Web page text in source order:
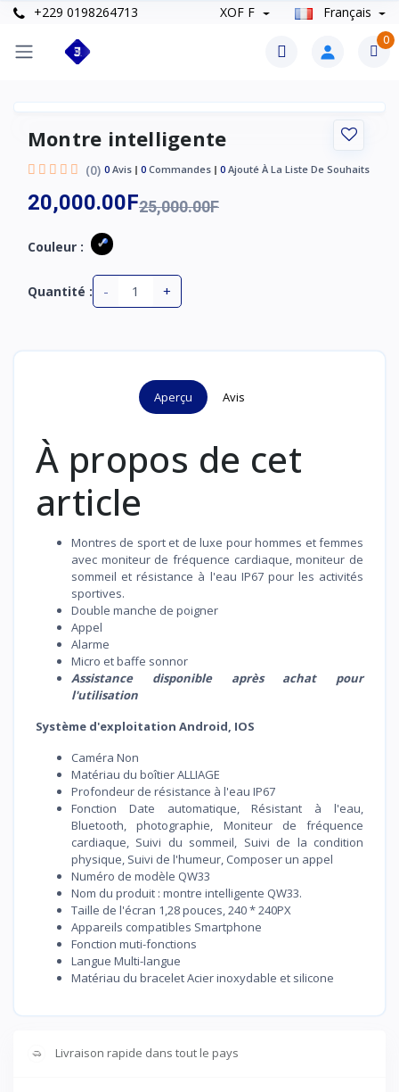
+229 0198264713 XOF F Français
0
Montre intelligente
(0) 0 Avis 0 Commandes 0 Ajouté À La Liste De Souhaits
20,000.00F25,000.00F
Couleur :
Quantité : - +
Aperçu Avis
À propos de cet
article
Montres de sport et de luxe pour hommes et femmes
avec moniteur de fréquence cardiaque, moniteur de
sommeil et résistance à l'eau IP67 pour les activités
sportives.
Double manche de poigner
Appel
Alarme
Micro et baffe sonnor
Assistance disponible après achat pour
l'utilisation
Système d'exploitation Android, IOS
Caméra Non
Matériau du boîtier ALLIAGE
Profondeur de résistance à l'eau IP67
Fonction Date automatique, Résistant à l'eau,
Bluetooth, photographie, Moniteur de fréquence
cardiaque, Suivi du sommeil, Suivi de la condition
physique, Suivi de l'humeur, Composer un appel
Numéro de modèle QW33
Nom du produit : montre intelligente QW33.
Taille de l'écran 1,28 pouces, 240 * 240PX
Appareils compatibles Smartphone
Fonction muti-fonctions
Langue Multi-langue
Matériau du bracelet Acier inoxydable et silicone
Livraison rapide dans tout le pays